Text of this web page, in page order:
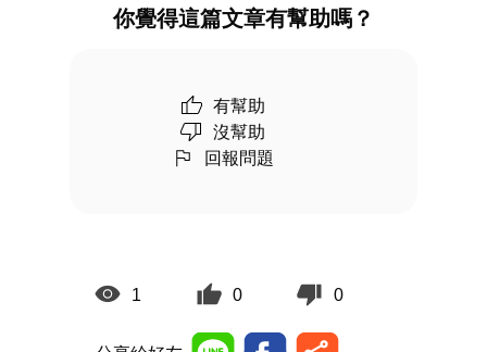
你覺得這篇文章有幫助嗎？
有幫助
沒幫助
回報問題
1 0 0